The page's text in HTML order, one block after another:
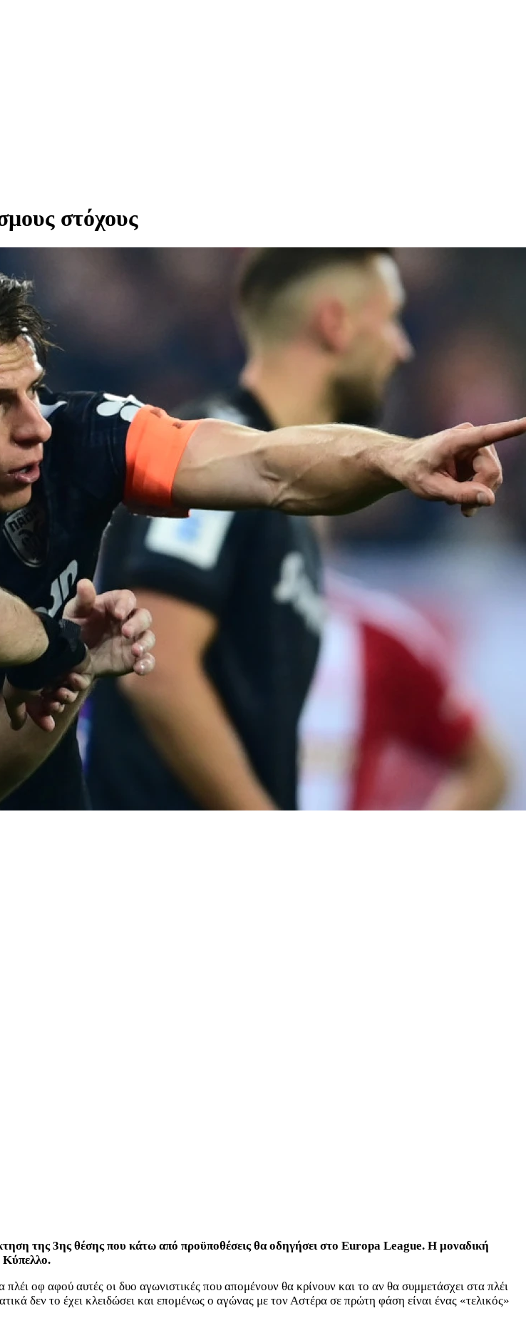
στόχους
της 3ης θέσης που κάτω από προϋποθέσεις θα οδηγήσει στο Europa League. Η μοναδική
Κύπελλο.
οφ αφού αυτές οι δυο αγωνιστικές που απομένουν θα κρίνουν και το αν θα συμμετάσχει στα πλέι
δεν το έχει κλειδώσει και επομένως ο αγώνας με τον Αστέρα σε πρώτη φάση είναι ένας «τελικός»